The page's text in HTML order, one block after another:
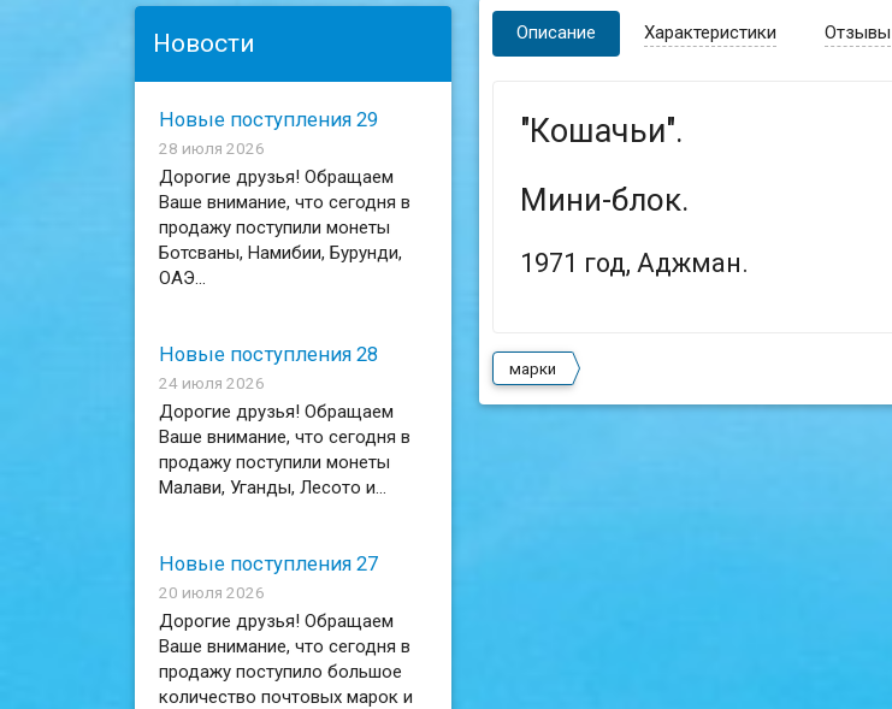
Новости
Новые поступления 29
28 июля 2026
Дорогие друзья! Обращаем
Ваше внимание, что сегодня в
продажу поступили монеты
Ботсваны, Намибии, Бурунди,
ОАЭ...
Новые поступления 28
24 июля 2026
Дорогие друзья! Обращаем
Ваше внимание, что сегодня в
продажу поступили монеты
Малави, Уганды, Лесото и...
Новые поступления 27
20 июля 2026
Дорогие друзья! Обращаем
Ваше внимание, что сегодня в
продажу поступило большое
количество почтовых марок и
Описание Характеристики Отзывы
"Кошачьи".
Мини-блок.
1971 год, Аджман.
марки